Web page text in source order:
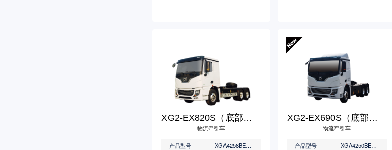
XG2-EX820S（底部换电）
物流牵引车
产品型号
XGA4258BEVWC2A
XG2-EX690S（底部充电）
物流牵引车
产品型号
XGA4250BEVWCD